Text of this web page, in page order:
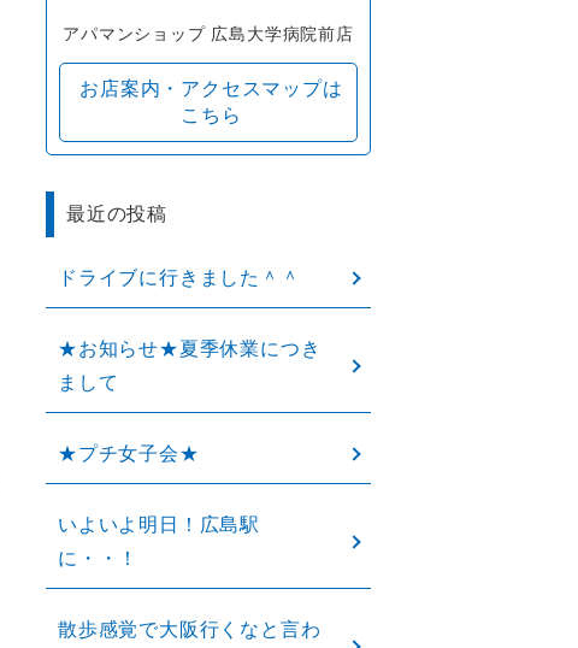
アパマンショップ 広島大学病院前店
お店案内・アクセスマップは
こちら
最近の投稿
ドライブに行きました＾＾
★お知らせ★夏季休業につき
まして
★プチ女子会★
いよいよ明日！広島駅
に・・！
散歩感覚で大阪行くなと言わ